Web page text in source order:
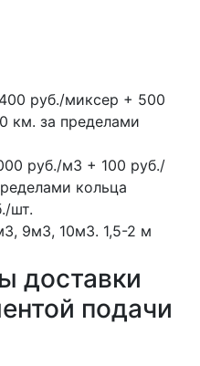
руб./миксер + 500
км. за пределами
руб./м3 + 100 руб./
кольца
шт.
9м3, 10м3. 1,5-2 м
доставки
подачи